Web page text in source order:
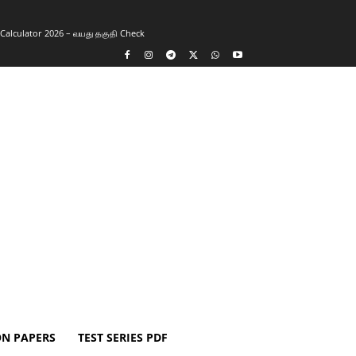
2026 – வயது தகுதி Check
PAPERS TEST SERIES PDF